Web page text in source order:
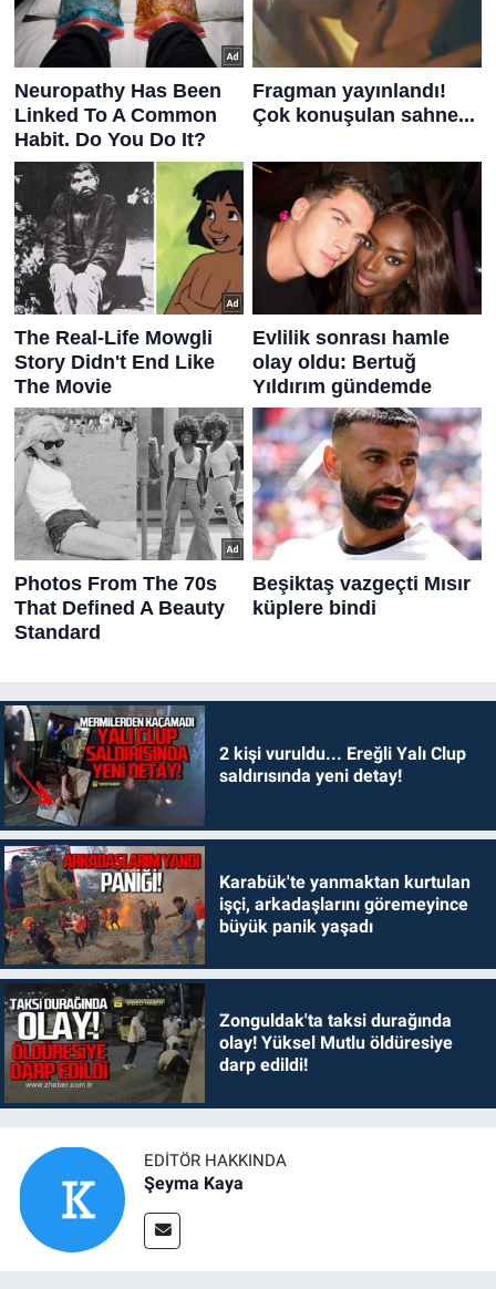
2 kişi vuruldu... Ereğli Yalı Clup
saldırısında yeni detay!
Karabük'te yanmaktan kurtulan
işçi, arkadaşlarını göremeyince
büyük panik yaşadı
Zonguldak'ta taksi durağında
olay! Yüksel Mutlu öldüresiye
darp edildi!
EDITÖR HAKKINDA
Şeyma Kaya